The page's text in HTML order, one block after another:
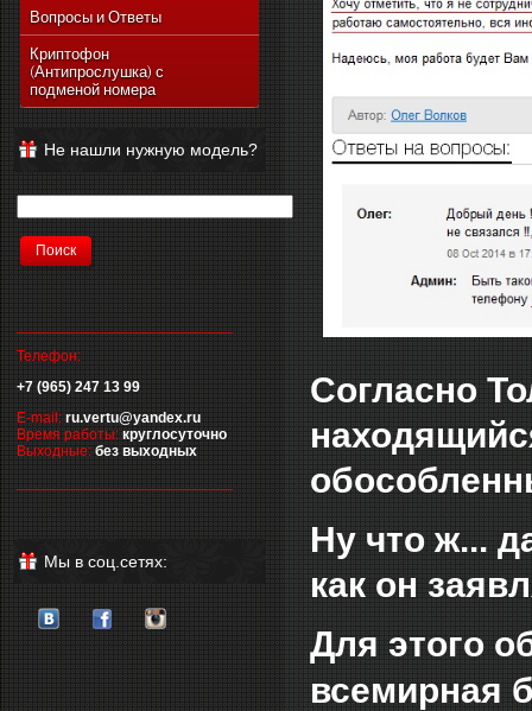
Vertu Ascent Ti
Vertu Ferrari Edition
Vertu Racetrack Legends
Vertu Signature Touch
Vertu Constellation Touch
Вопросы и Ответы
Криптофон
(Антипрослушка) с
подменой номера
Не нашли нужную модель?
Телефон:
+7 (965) 247 13 99
E-mail: ru.vertu@yandex.ru
Время работы: круглосуточно
Выходные: без выходных
Мы в соц.сетях:
Согласно
Ну что ж...
как он
Для этого
всемирная